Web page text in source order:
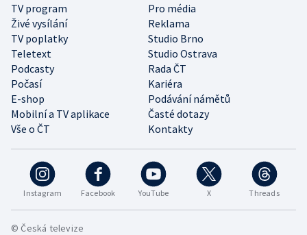
Instagram Facebook YouTube X Threads
TV program
Pro média
Živé vysílání
Reklama
TV poplatky
Studio Brno
Teletext
Studio Ostrava
Podcasty
Rada ČT
Počasí
Kariéra
E-shop
Podávání námětů
Mobilní a TV aplikace
Časté dotazy
Vše o ČT
Kontakty
© Česká televize